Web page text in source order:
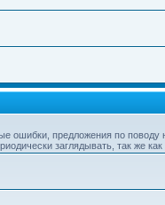
ошибки, предложения по поводу
заглядывать, так же как